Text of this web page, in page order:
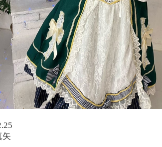
矢